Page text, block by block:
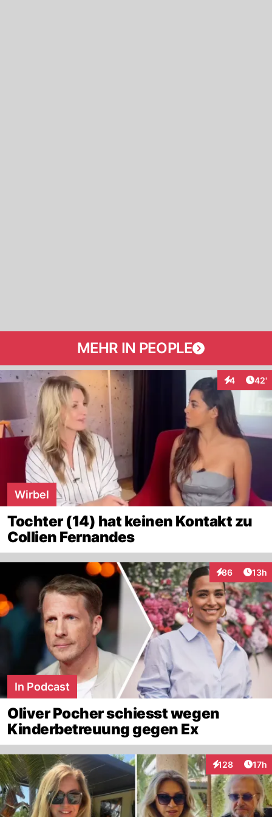
MEHR IN PEOPLE
4 42'
Wirbel
Tochter (14) hat keinen Kontakt zu
Collien Fernandes
86
Interaktionen
13h
In Podcast
Oliver Pocher schiesst wegen
Kinderbetreuung gegen Ex
128
Interaktionen
17h